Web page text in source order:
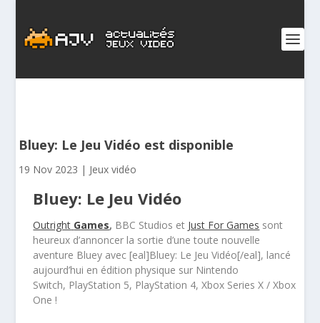
Bluey: Le Jeu Vidéo est disponible
19 Nov 2023 | Jeux vidéo
Bluey: Le Jeu Vidéo
Outright Games, BBC Studios et Just For Games sont
heureux d’annoncer la sortie d’une toute nouvelle
aventure Bluey avec [eal]Bluey: Le Jeu Vidéo[/eal], lancé
aujourd’hui en édition physique sur Nintendo
Switch, PlayStation 5, PlayStation 4, Xbox Series X / Xbox
One !